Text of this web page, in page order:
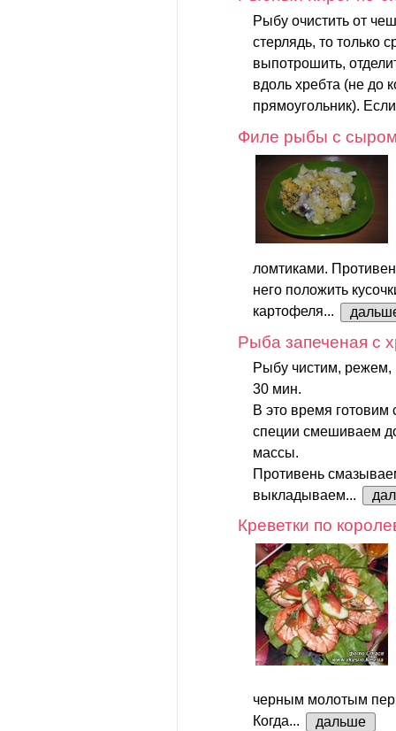
Рыбу очистить от
стерлядь, то только
выпотрошить,
вдоль хребта (не до
прямоугольник).
Филе рыбы с
ломтиками.
него положить
картофеля...
Рыба запеченая с
Рыбу чистим, режем,
30 мин.
В это время готовим
специи смешиваем
массы.
Противень
выкладываем...
Креветки по
черным молотым
Когда...
дальше